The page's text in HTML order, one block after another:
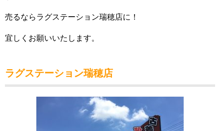
売るならラグステーション瑞穂店に！
宜しくお願いいたします。
ラグステーション瑞穂店